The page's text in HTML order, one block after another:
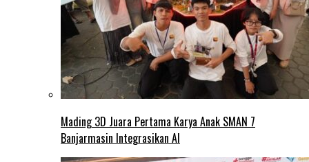
Mading 3D Juara Pertama Karya Anak SMAN 7
Banjarmasin Integrasikan AI